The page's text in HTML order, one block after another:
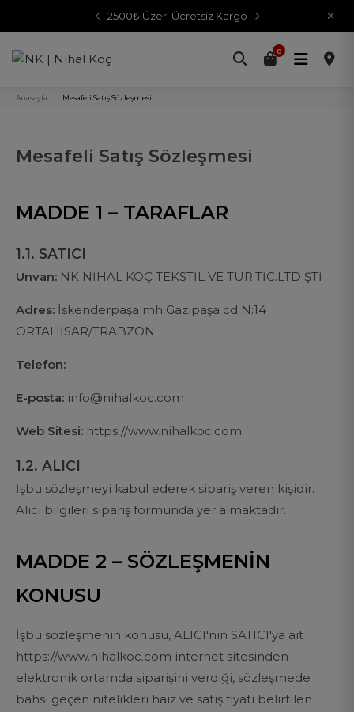
2500₺ Üzeri Ücretsiz Kargo
0
Anasayfa Mesafeli Satış Sözleşmesi
Mesafeli Satış Sözleşmesi
MADDE 1 – TARAFLAR
1.1. SATICI
Unvan: NK NİHAL KOÇ TEKSTİL VE TUR.TİC.LTD ŞTİ
Adres: İskenderpaşa mh Gazipaşa cd N:14
ORTAHİSAR/TRABZON
Telefon:
E-posta: info@nihalkoc.com
Web Sitesi: https://www.nihalkoc.com
1.2. ALICI
İşbu sözleşmeyi kabul ederek sipariş veren kişidir.
Alıcı bilgileri sipariş formunda yer almaktadır.
MADDE 2 – SÖZLEŞMENİN
KONUSU
İşbu sözleşmenin konusu, ALICI'nın SATICI'ya ait
https://www.nihalkoc.com internet sitesinden
elektronik ortamda siparişini verdiği, sözleşmede
bahsi geçen nitelikleri haiz ve satış fiyatı belirtilen